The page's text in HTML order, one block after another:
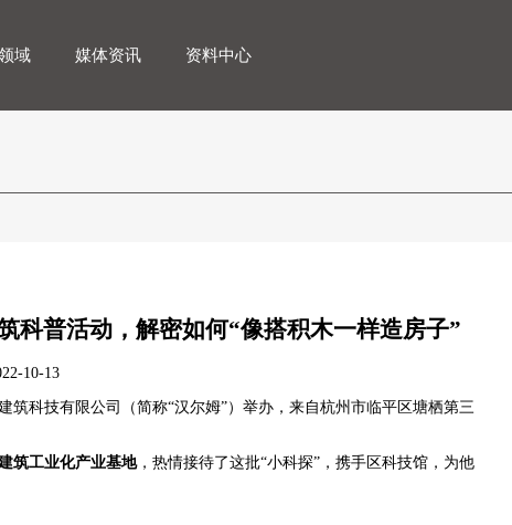
域 媒体资讯 资料中心
科普活动，解密如何“像搭积木一样造房子”
10-13
筑科技有限公司（简称“汉尔姆”）举办，来自杭州市临平区塘栖第三
筑工业化产业基地，热情接待了这批“小科探”，携手区科技馆，为他